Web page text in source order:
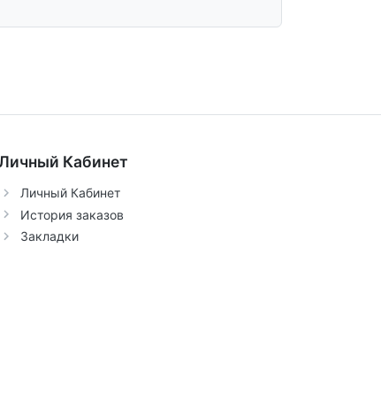
Кабинет
Личный Кабинет
История заказов
Закладки